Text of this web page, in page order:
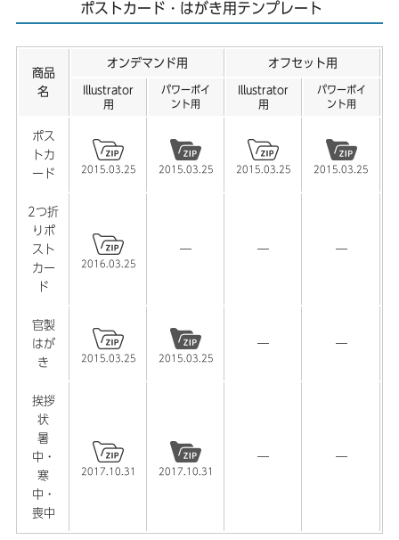
【卓上カレンダー】2021年 卓上カレンダーの取り扱いが
ポストカード・はがき用テンプレート
商品
名
オンデマンド用 オフセット用
Illustrator
用
パワーポイ
ント用
Illustrator
用
パワーポイ
ント用
ポス
トカ
ード
2015.03.25 2015.03.25 2015.03.25 2015.03.25
2つ折
りポ
スト
カー
ド
2016.03.25
― ― ―
官製
はが
き
2015.03.25 2015.03.25
― ―
挨拶
状
暑
中・
寒
中・
喪中
2017.10.31 2017.10.31
― ―